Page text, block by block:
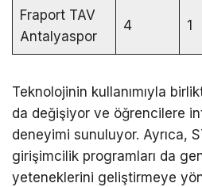
Fraport TAV
Antalyaspor
4 1
Teknolojinin kullanımıyla
da değişiyor ve öğrencilere
deneyimi sunuluyor. Ayrıca,
girişimcilik programları da
yeteneklerini geliştirmeye